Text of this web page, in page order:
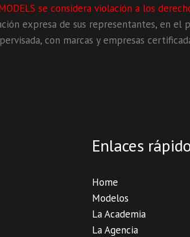
se considera violación a los
expresa de sus representantes, en
con marcas y empresas
Enlaces
Home
Modelos
La Academia
La Agencia